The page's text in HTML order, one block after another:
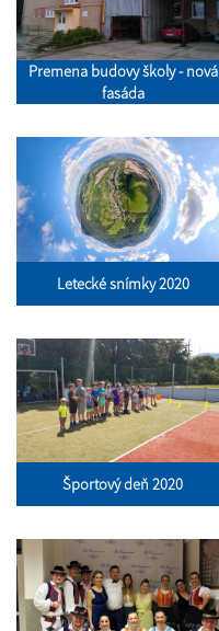
Premena budovy školy - nová
fasáda
Letecké snímky 2020
Športový deň 2020